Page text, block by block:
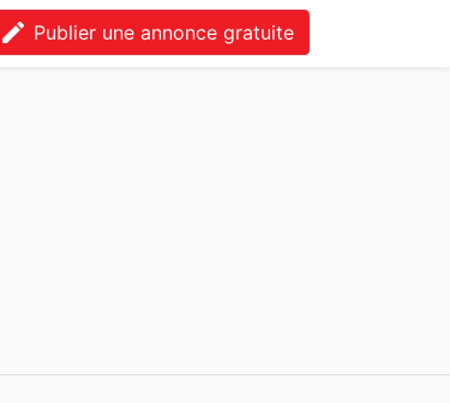
edit Publier une annonce gratuite